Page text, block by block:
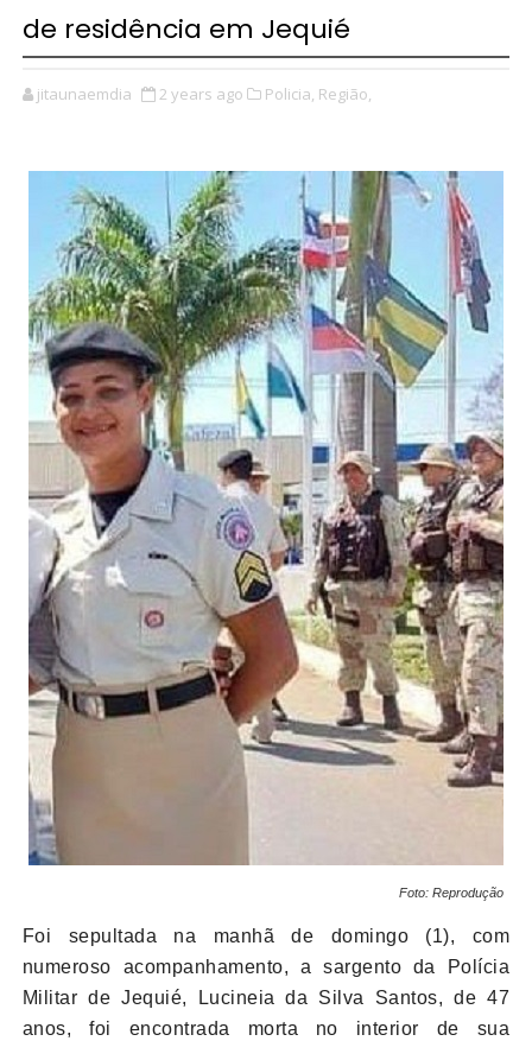
de residência em Jequié
jitaunaemdia 2 years ago Policia, Região,
Foto: Reprodução
Foi sepultada na manhã de domingo (1), com
numeroso acompanhamento, a sargento da Polícia
Militar de Jequié, Lucineia da Silva Santos, de 47
anos, foi encontrada morta no interior de sua